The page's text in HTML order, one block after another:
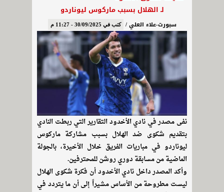
لـ الهلال بسبب ماركوس ليوناردو
سبورت-علاء العلي / كتب في 30/09/2025 - 11:27 م
نفى مصدر في نادي الأخدود التقارير التي ربطت النادي
بتقديم شكوى ضد الهلال بسبب مشاركة ماركوس
ليوناردو في مباريات الفريق خلال الأخيرة، بالجولة
الماضية من مسابقة دوري روشن للمحترفين.
وأكد المصدر داخل نادي الأخدود أن فكرة شكوى الهلال
ليست مطروحة من الأساس مشيراً إلى أن ما يتردد في